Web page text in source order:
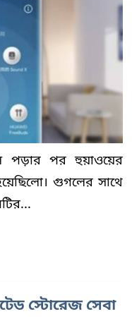
পড়ার পর হুয়াওয়ের
গুগলের সাথে
স্টোরেজ সেবা